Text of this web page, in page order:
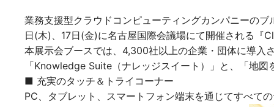
業務支援型クラウドコンピューティングカンパニーの
日(木)、17日(金)に名古屋国際会議場にて開催される『
本展示会ブースでは、4,300社以上の企業・団体に導入
「Knowledge Suite（ナレッジスイート）」と、「地
■ 充実のタッチ＆トライコーナー
PC、タブレット、スマートフォン端末を通じてすべて